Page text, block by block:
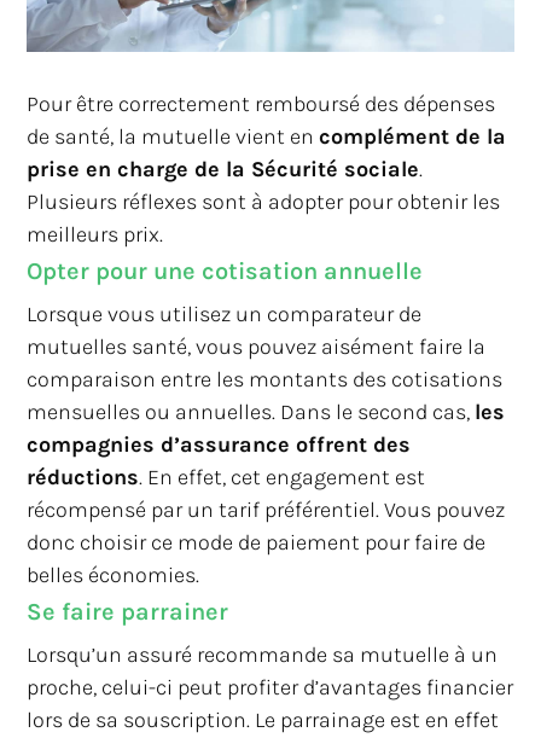
Pour être correctement remboursé des dépenses
de santé, la mutuelle vient encomplément de la
prise en charge de la Sécurité sociale.
Plusieurs réflexes sont à adopter pour obtenir les
meilleurs prix.
Opter pour une cotisation annuelle
Lorsque vous utilisez un comparateur de
mutuelles santé, vous pouvez aisément faire la
comparaison entre les montants des cotisations
mensuelles ou annuelles. Dans le second cas, les
compagnies d’assurance offrent des
réductions. En effet, cet engagement est
récompensé par un tarif préférentiel. Vous pouvez
donc choisir ce mode de paiement pour faire de
belles économies.
Se faire parrainer
Lorsqu’un assuré recommande sa mutuelle à un
proche, celui-ci peut profiter d’avantages financier
lors de sa souscription. Le parrainage est en effet